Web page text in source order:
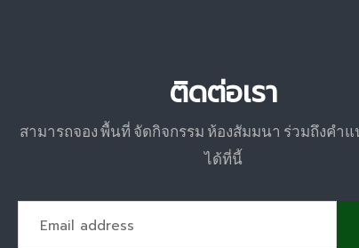
ติดต่อเรา
สามารถจอง พื้นที่ จัดกิจกรรม ห้องสัมมนา ร่วมถึงคำ
ได้ที่นี้